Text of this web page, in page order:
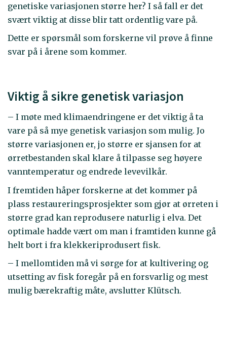
genetiske variasjonen større her? I så fall er det
svært viktig at disse blir tatt ordentlig vare på.
Dette er spørsmål som forskerne vil prøve å finne
svar på i årene som kommer.
Viktig å sikre genetisk variasjon
– I møte med klimaendringene er det viktig å ta
vare på så mye genetisk variasjon som mulig. Jo
større variasjonen er, jo større er sjansen for at
ørretbestanden skal klare å tilpasse seg høyere
vanntemperatur og endrede levevilkår.
I fremtiden håper forskerne at det kommer på
plass restaureringsprosjekter som gjør at ørreten i
større grad kan reprodusere naturlig i elva. Det
optimale hadde vært om man i framtiden kunne gå
helt bort i fra klekkeriprodusert fisk.
– I mellomtiden må vi sørge for at kultivering og
utsetting av fisk foregår på en forsvarlig og mest
mulig bærekraftig måte, avslutter Klütsch.